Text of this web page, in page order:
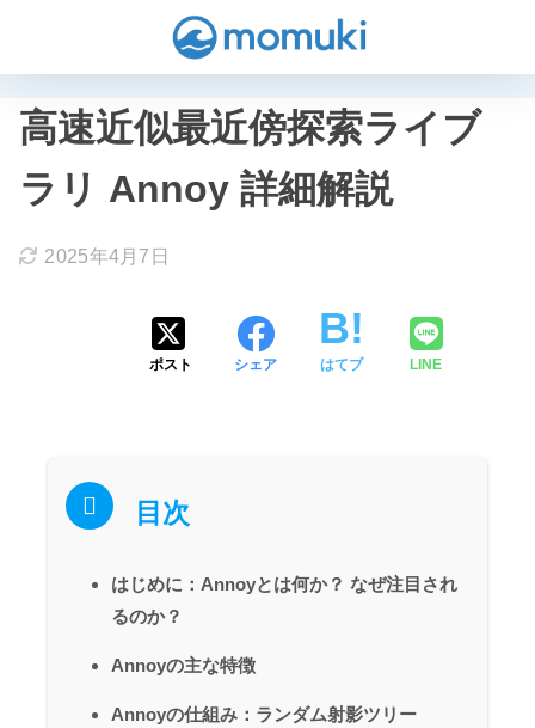
高速近似最近傍探索ライブ
ラリ Annoy 詳細解説
2025年4月7日
ポスト シェア はてブ LINE
目次
はじめに：Annoyとは何か？ なぜ注目され
るのか？
Annoyの主な特徴
Annoyの仕組み：ランダム射影ツリー